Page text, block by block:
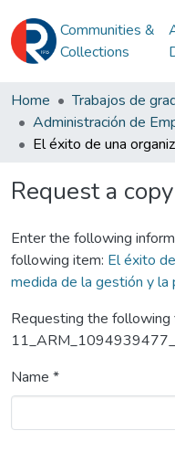
Communities &
Collections
Home Trabajos de
Administración de
Request a
Enter the following
following item: El éxito
medida de la gestión y la
Requesting the
Name *